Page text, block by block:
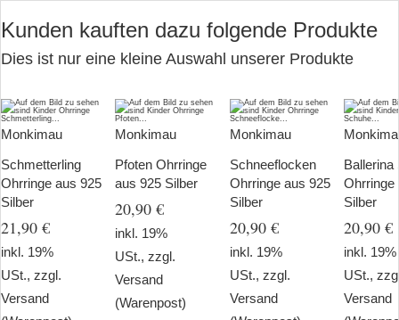
Kunden kauften dazu folgende Produkte
Dies ist nur eine kleine Auswahl unserer Produkte
Monkimau
Schmetterling
Ohrringe aus 925
Silber
21,90 €
inkl. 19%
USt., zzgl.
Versand
Monkimau
Pfoten Ohrringe
aus 925 Silber
20,90 €
inkl. 19%
USt., zzgl.
Versand
(Warenpost)
Monkimau
Schneeflocken
Ohrringe aus 925
Silber
20,90 €
inkl. 19%
USt., zzgl.
Versand
Ballerina
Ohrringe
Silber
20,90 €
inkl. 19%
USt.,
Versand